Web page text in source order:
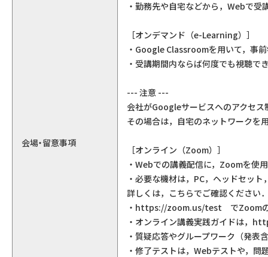
会場・留意事項
・勤務先や自宅などから，Webで受
［オンデマンド（e-Learning）］
・Google Classroomを用いて，事
・受講期間内ならば何度でも視聴で
--- 注意 ---
会社がGoogleサービスへのアクセ
その場合は，自宅のネットワークを
［オンライン（Zoom）］
・Webでの講義配信に，Zoomを使
・必要な機材は，PC，ヘッドセッ
詳しくは，こちらでご確認ください
・https://zoom.us/test でZoomの
・オンライン講義実践ガイドは，
・質疑応答やグループワーク（発表
・修了テストは，Webテストや，